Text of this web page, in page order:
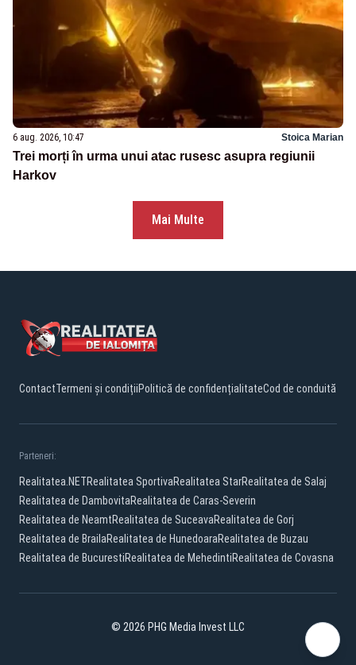
6 aug. 2026, 10:47 Stoica Marian
Trei morți în urma unui atac rusesc asupra regiunii
Harkov
Mai Multe
ContactTermeni și condițiiPolitică de confidențialitateCod de conduită
Parteneri:
Realitatea.NETRealitatea SportivaRealitatea StarRealitatea de Salaj
Realitatea de DambovitaRealitatea de Caras-Severin
Realitatea de NeamtRealitatea de SuceavaRealitatea de Gorj
Realitatea de BrailaRealitatea de HunedoaraRealitatea de Buzau
Realitatea de BucurestiRealitatea de MehedintiRealitatea de Covasna
© 2026 PHG Media Invest LLC